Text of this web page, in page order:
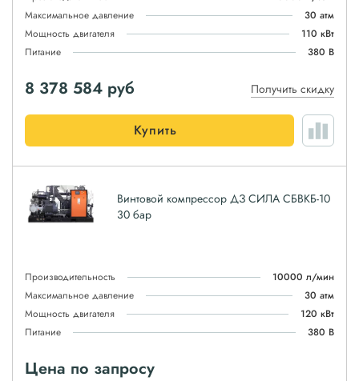
Максимальное давление
30 атм
Мощность двигателя
110 кВт
Питание
380 В
8 378 584 руб Получить скидку
Купить
Винтовой компрессор ДЗ СИЛА СБВКБ-10
30 бар
Производительность
10000 л/мин
Максимальное давление
30 атм
Мощность двигателя
120 кВт
Питание
380 В
Цена по запросу